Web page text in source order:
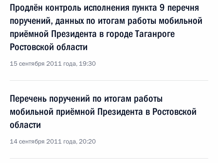
Продлён контроль исполнения пункта 9 перечня
поручений, данных по итогам работы мобильной
приёмной Президента в городе Таганроге
Ростовской области
15 сентября 2011 года, 19:30
Перечень поручений по итогам работы
мобильной приёмной Президента в Ростовской
области
14 сентября 2011 года, 20:20